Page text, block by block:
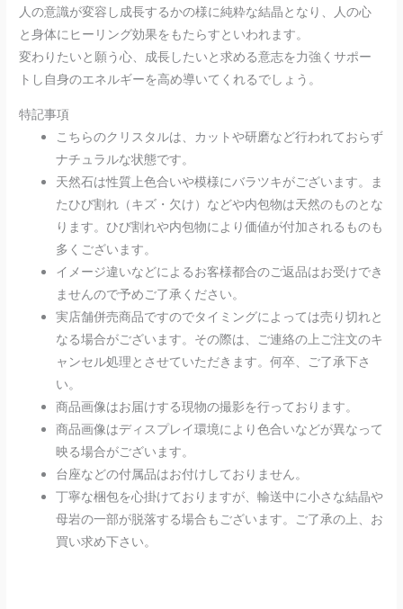
人の意識が変容し成長するかの様に純粋な結晶となり、人の心
と身体にヒーリング効果をもたらすといわれます。
変わりたいと願う心、成長したいと求める意志を力強くサポー
トし自身のエネルギーを高め導いてくれるでしょう。
特記事項
こちらのクリスタルは、カットや研磨など行われておらず
ナチュラルな状態です。
天然石は性質上色合いや模様にバラツキがございます。ま
たひび割れ（キズ・欠け）などや内包物は天然のものとな
ります。ひび割れや内包物により価値が付加されるものも
多くございます。
イメージ違いなどによるお客様都合のご返品はお受けでき
ませんので予めご了承ください。
実店舗併売商品ですのでタイミングによっては売り切れと
なる場合がございます。その際は、ご連絡の上ご注文のキ
ャンセル処理とさせていただきます。何卒、ご了承下さ
い。
商品画像はお届けする現物の撮影を行っております。
商品画像はディスプレイ環境により色合いなどが異なって
映る場合がございます。
台座などの付属品はお付けしておりません。
丁寧な梱包を心掛けておりますが、輸送中に小さな結晶や
母岩の一部が脱落する場合もございます。ご了承の上、お
買い求め下さい。